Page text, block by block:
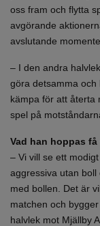
oss fram och flytta
avgörande
avslutande
– I den andra
göra detsamma och
kämpa för att återta
spel på
Vad han hoppas
– Vi vill se ett
aggressiva utan
med bollen. Det är
matchen och
halvlek mot Mjällby